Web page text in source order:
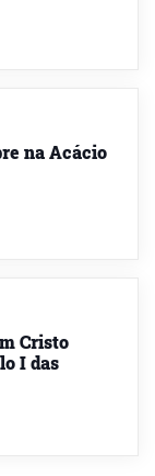
na Acácio
Cristo
I das